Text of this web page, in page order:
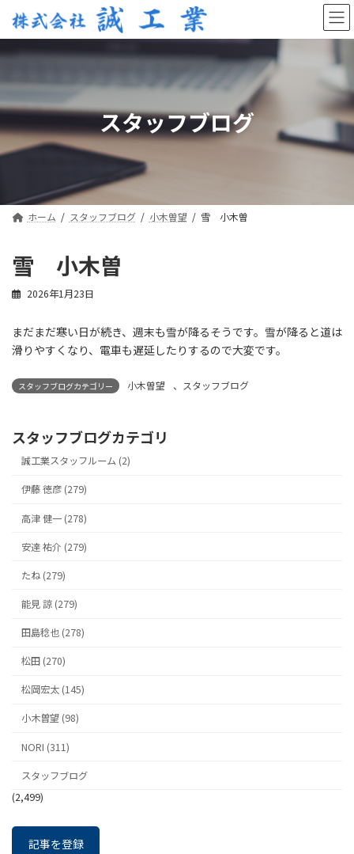
テ
ン
へ
ス
ッ
プ
ゲ
ー
ョ
ン
移
動
スタッフブログ
ホーム スタッフブログ 小木曽望 雪 小木曽
雪 小木曽
2026年1月23日
まだまだ寒い日が続き、週末も雪が降るそうです。雪が降ると道は
滑りやすくなり、電車も遅延したりするので大変です。
スタッフブログカテゴリー 小木曽望 、 スタッフブログ
スタッフブログカテゴリ
誠工業スタッフルーム (2)
伊藤 徳彦 (279)
高津 健一 (278)
安達 祐介 (279)
たね (279)
能見 諒 (279)
田島稔也 (278)
松田 (270)
松岡宏太 (145)
小木曽望 (98)
NORI (311)
スタッフブログ
(2,499)
記事を登録